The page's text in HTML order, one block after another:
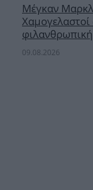
Μέγκαν
09.08.2026